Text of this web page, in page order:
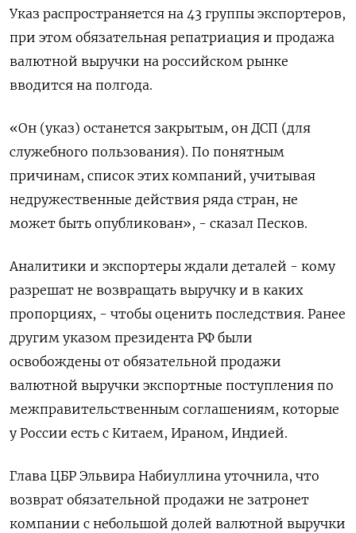
Указ распространяется на 43 группы экспортеров,
при этом обязательная репатриация и продажа
валютной выручки на российском рынке
вводится на полгода.
«Он (указ) останется закрытым, он ДСП (для
служебного пользования). По понятным
причинам, список этих компаний, учитывая
недружественные действия ряда стран, не
может быть опубликован», - сказал Песков.
Аналитики и экспортеры ждали деталей - кому
разрешат не возвращать выручку и в каких
пропорциях, - чтобы оценить последствия. Ранее
другим указом президента РФ были
освобождены от обязательной продажи
валютной выручки экспортные поступления по
межправительственным соглашениям, которые
у России есть с Китаем, Ираном, Индией.
Глава ЦБР Эльвира Набиуллина уточнила, что
возврат обязательной продажи не затронет
компании с небольшой долей валютной выручки